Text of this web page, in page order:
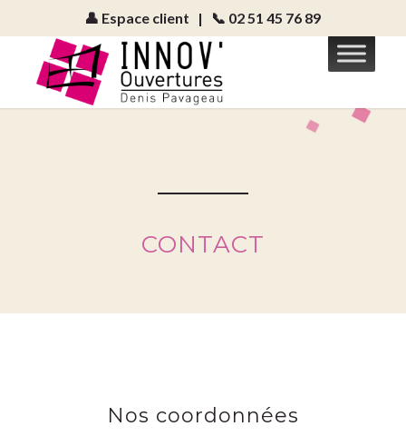
👤 Espace client | 📞 02 51 45 76 89
CONTACT
Nos coordonnées